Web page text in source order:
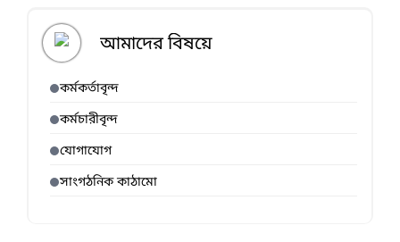
আমাদের বিষয়ে
কর্মকর্তাবৃন্দ
কর্মচারীবৃন্দ
যোগাযোগ
সাংগঠনিক কাঠামো